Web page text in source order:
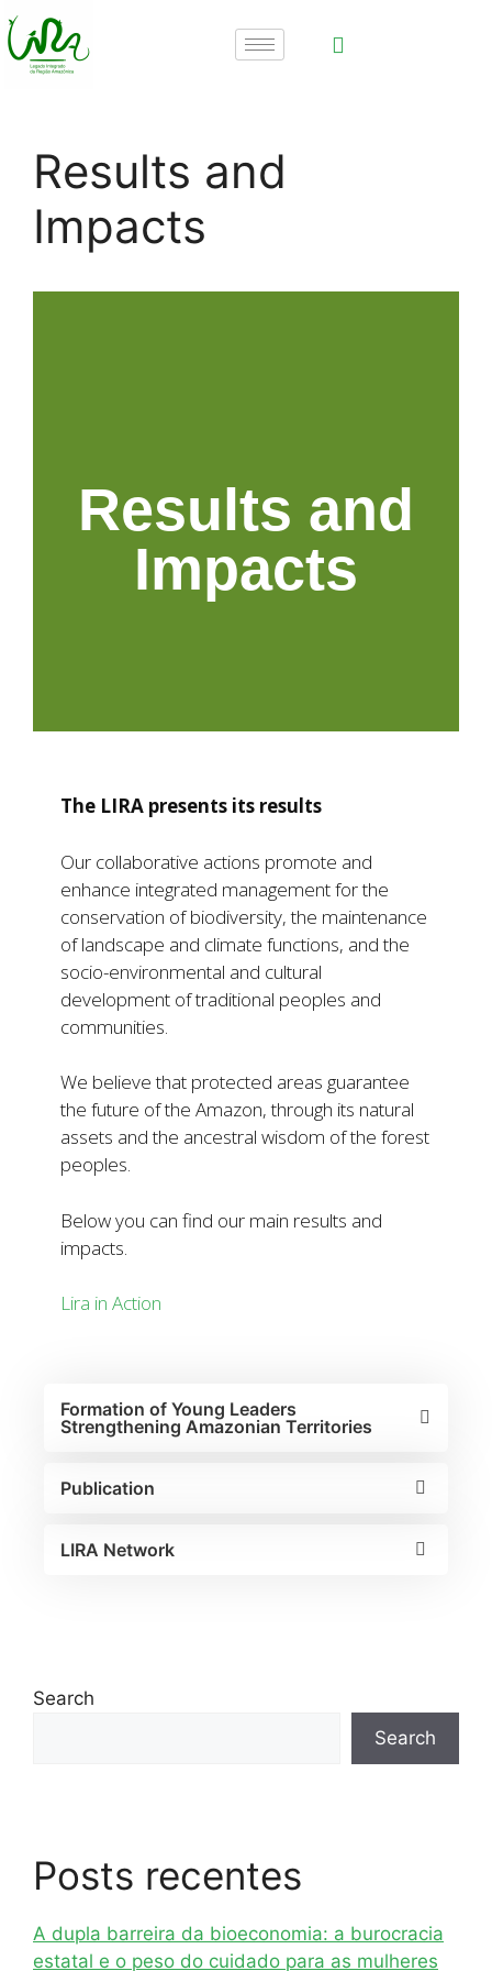
Results and
Impacts
Results and
Impacts
The LIRA presents its results
Our collaborative actions promote and
enhance integrated management for the
conservation of biodiversity, the maintenance
of landscape and climate functions, and the
socio-environmental and cultural
development of traditional peoples and
communities.
We believe that protected areas guarantee
the future of the Amazon, through its natural
assets and the ancestral wisdom of the forest
peoples.
Below you can find our main results and
impacts.
Lira in Action
Formation of Young Leaders
Strengthening Amazonian Territories
Publication
LIRA Network
Search
Search
Posts recentes
A dupla barreira da bioeconomia: a burocracia
estatal e o peso do cuidado para as mulheres